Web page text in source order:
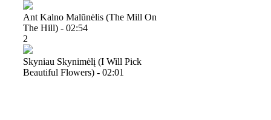
Ant Kalno Malūnėlis (the Mill On
The Hill) - 02:54
2
Skyniau Skynimėlį (i Will Pick
Beautiful Flowers) - 02:01